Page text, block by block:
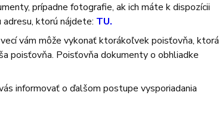
prípadne fotografie, ak ich máte k dispozícii
adresu, ktorú nájdete: TU.
vám môže vykonať ktorákoľvek poisťovňa, ktorá
poisťovňa. Poisťovňa dokumenty o obhliadke
informovať o ďalšom postupe vysporiadania